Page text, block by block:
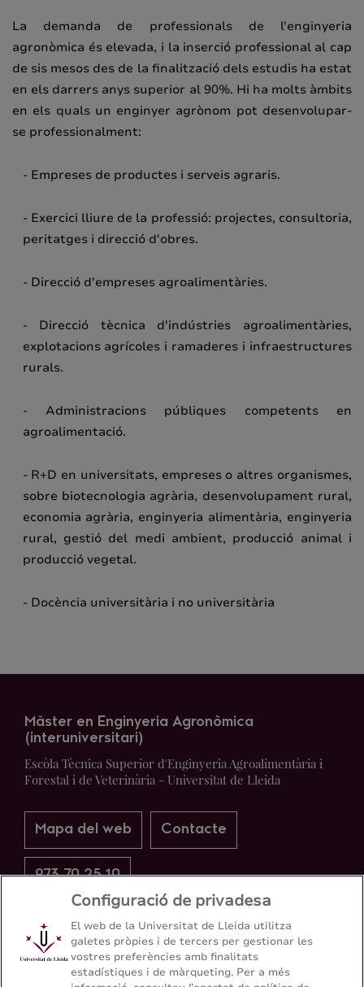
La demanda de professionals de l'enginyeria
agronòmica és elevada, i la inserció professional al cap
de sis mesos des de la finalització dels estudis ha estat
en els darrers anys superior al 90%. Hi ha molts àmbits
en els quals un enginyer agrònom pot desenvolupar-
se professionalment:
- Empreses de productes i serveis agraris.
- Exercici lliure de la professió: projectes, consultoria,
peritatges i direcció d'obres.
- Direcció d'empreses agroalimentàries.
- Direcció tècnica d'indústries agroalimentàries,
explotacions agrícoles i ramaderes i infraestructures
rurals.
- Administracions públiques competents en
agroalimentació.
- R+D en universitats, empreses o altres organismes,
sobre biotecnologia agrària, desenvolupament rural,
economia agrària, enginyeria alimentària, enginyeria
rural, gestió del medi ambient, producció animal i
producció vegetal.
- Docència universitària i no universitària
Màster en Enginyeria Agronòmica
(interuniversitari)
Escòla Tècnica Superior d'Enginyeria Agroalimentària i
Forestal i de Veterinària - Universitat de Lleida
Mapa del web Contacte
973 70 25 10
Configuració de privadesa
El web de la Universitat de Lleida utilitza
galetes pròpies i de tercers per gestionar les
vostres preferències amb finalitats
estadístiques i de màrqueting. Per a més